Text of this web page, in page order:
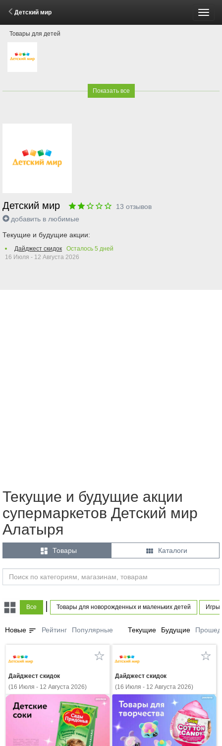
Детский мир
Товары для детей
Показать все
Детский мир 13 отзывов
добавить в любимые
Текущие и будущие акции:
Дайджест скидок Осталось 5 дней
16 Июля - 12 Августа 2026
Текущие и будущие акции
супермаркетов Детский мир
Алатыря
 Товары  Каталоги
Все Товары для новорожденных и маленьких детей Игры
Новые sort Рейтинг Популярные Текущие Будущие
Дайджест скидок
(16 Июля - 12 Августа 2026)
Дайджест скидок
(16 Июля - 12 Августа 2026)